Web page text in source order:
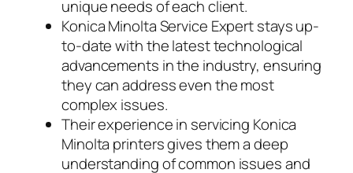
unique needs of each client.
Konica Minolta Service Expert stays up-
to-date with the latest technological
advancements in the industry, ensuring
they can address even the most
complex issues.
Their experience in servicing Konica
Minolta printers gives them a deep
understanding of common issues and